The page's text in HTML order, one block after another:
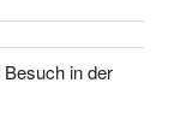
in der